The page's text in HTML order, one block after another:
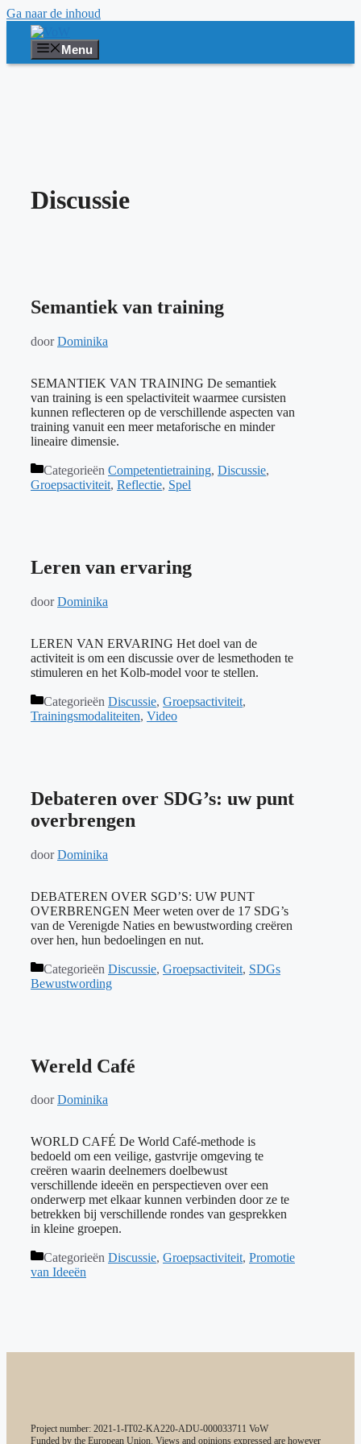
Ga naar de inhoud
Menu
Discussie
Semantiek van training
doorDominika
SEMANTIEK VAN TRAINING De semantiek
van training is een spelactiviteit waarmee cursisten
kunnen reflecteren op de verschillende aspecten van
training vanuit een meer metaforische en minder
lineaire dimensie.
Categorieën Competentietraining, Discussie,
Groepsactiviteit, Reflectie, Spel
Leren van ervaring
doorDominika
LEREN VAN ERVARING Het doel van de
activiteit is om een discussie over de lesmethoden te
stimuleren en het Kolb-model voor te stellen.
Categorieën Discussie, Groepsactiviteit,
Trainingsmodaliteiten, Video
Debateren over SDG’s: uw punt
overbrengen
doorDominika
DEBATEREN OVER SGD’S: UW PUNT
OVERBRENGEN Meer weten over de 17 SDG’s
van de Verenigde Naties en bewustwording creëren
over hen, hun bedoelingen en nut.
Categorieën Discussie, Groepsactiviteit, SDGs
Bewustwording
Wereld Café
doorDominika
WORLD CAFÉ De World Café-methode is
bedoeld om een veilige, gastvrije omgeving te
creëren waarin deelnemers doelbewust
verschillende ideeën en perspectieven over een
onderwerp met elkaar kunnen verbinden door ze te
betrekken bij verschillende rondes van gesprekken
in kleine groepen.
Categorieën Discussie, Groepsactiviteit, Promotie
van Ideeën
Project number: 2021-1-IT02-KA220-ADU-000033711 VoW
Funded by the European Union. Views and opinions expressed are however